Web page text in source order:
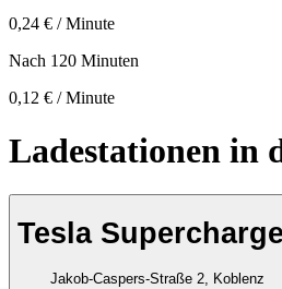
0,24 € / Minute
Nach 120 Minuten
0,12 € / Minute
Ladestationen in
Tesla
Jakob-Caspers-Straße 2, Koblenz